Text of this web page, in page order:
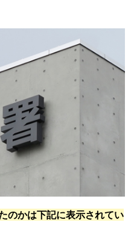
のかは下記に表示されてい